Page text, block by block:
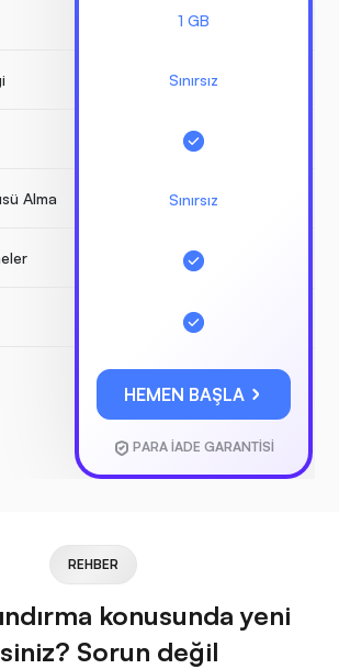
Alma
1 GB
Sınırsız
Sınırsız
HEMEN BAŞLA
PARA İADE GARANTİSİ
REHBER
konusunda yeni
Sorun değil